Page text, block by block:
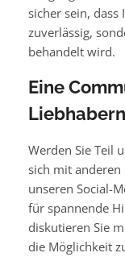
sicher sein,
zuverlässig,
behandelt wird.
Eine
Liebhabern
Werden Sie Teil
sich mit anderen
unseren Social-
für spannende
diskutieren Sie
die Möglichkeit